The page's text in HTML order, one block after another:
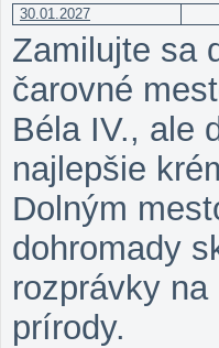
30.01.2027
Zamilujte sa
čarovné
Béla IV., ale
najlepšie
Dolným
dohromady
rozprávky
prírody.